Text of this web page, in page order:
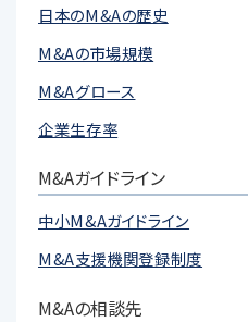
日本のM&Aの歴史
M&Aの市場規模
M&Aグロース
企業生存率
M&Aガイドライン
中小M&Aガイドライン
M&A支援機関登録制度
M&Aの相談先